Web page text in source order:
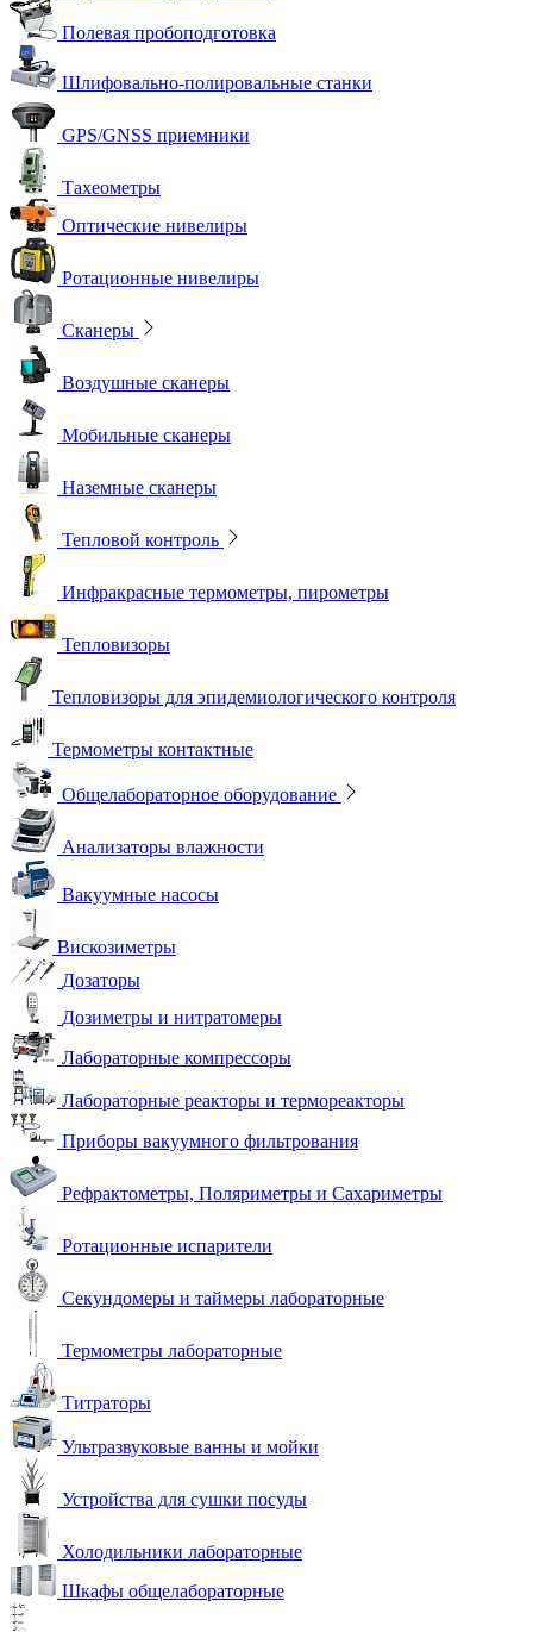
Полевая пробоподготовка
Шлифовально-полировальные станки
GPS/GNSS приемники
Тахеометры
Оптические нивелиры
Ротационные нивелиры
Сканеры
Воздушные сканеры
Мобильные сканеры
Наземные сканеры
Тепловой контроль
Инфракрасные термометры, пирометры
Тепловизоры
Тепловизоры для эпидемиологического контроля
Термометры контактные
Общелабораторное оборудование
Анализаторы влажности
Вакуумные насосы
Вискозиметры
Дозаторы
Дозиметры и нитратомеры
Лабораторные компрессоры
Лабораторные реакторы и термореакторы
Приборы вакуумного фильтрования
Рефрактометры, Поляриметры и Сахариметры
Ротационные испарители
Секундомеры и таймеры лабораторные
Термометры лабораторные
Титраторы
Ультразвуковые ванны и мойки
Устройства для сушки посуды
Холодильники лабораторные
Шкафы общелабораторные